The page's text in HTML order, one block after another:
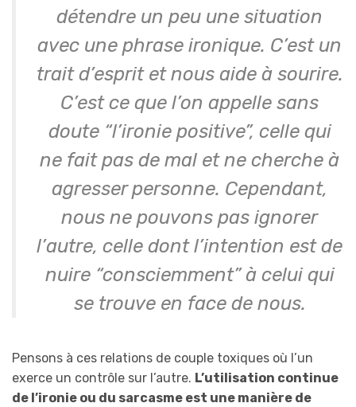
détendre un peu une situation
avec une phrase ironique. C’est un
trait d’esprit et nous aide à sourire.
C’est ce que l’on appelle sans
doute “l’ironie positive”, celle qui
ne fait pas de mal et ne cherche à
agresser personne. Cependant,
nous ne pouvons pas ignorer
l’autre, celle dont l’intention est de
nuire “consciemment” à celui qui
se trouve en face de nous.
Pensons à ces relations de couple toxiques où l’un
exerce un contrôle sur l’autre. L’utilisation continue
de l’ironie ou du sarcasme est une manière de